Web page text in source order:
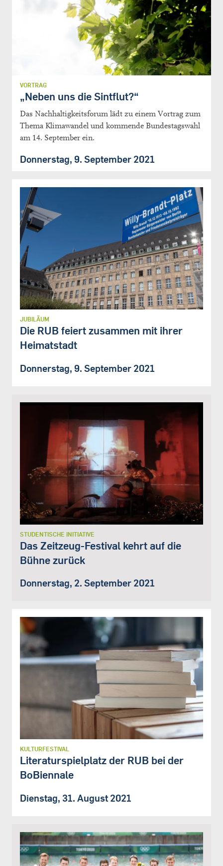
VORTRAG
„Neben uns die Sintflut?“
Das Nachhaltigkeitsforum lädt zu einem Vortrag zum
Thema Klimawandel und kommende Bundestagswahl
am 14. September ein.
Donnerstag, 9. September 2021
JUBILÄUM
Die RUB feiert zusammen mit ihrer
Heimatstadt
Donnerstag, 9. September 2021
STUDENTISCHE INITIATIVE
Das Zeitzeug-Festival kehrt auf die
Bühne zurück
Donnerstag, 2. September 2021
KULTURFESTIVAL
Literaturspielplatz der RUB bei der
BoBiennale
Dienstag, 31. August 2021